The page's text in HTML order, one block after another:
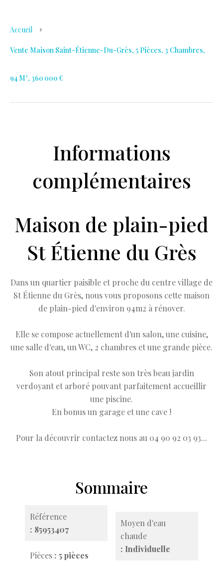
Accueil
Vente Maison Saint-Étienne-Du-Grès, 5 Pièces, 3 Chambres,
94 M², 360 000 €
Informations
complémentaires
Maison de plain-pied
St Étienne du Grès
Dans un quartier paisible et proche du centre village de
St Étienne du Grès, nous vous proposons cette maison
de plain-pied d'environ 94m2 à rénover.
Elle se compose actuellement d'un salon, une cuisine,
une salle d'eau, un WC, 2 chambres et une grande pièce.
Son atout principal reste son très beau jardin
verdoyant et arboré pouvant parfaitement accueillir
une piscine.
En bonus un garage et une cave !
Pour la découvrir contactez nous au 04 90 92 03 93...
Sommaire
Référence
85953407
Pièces 5 pièces
Moyen d'eau
chaude
Individuelle